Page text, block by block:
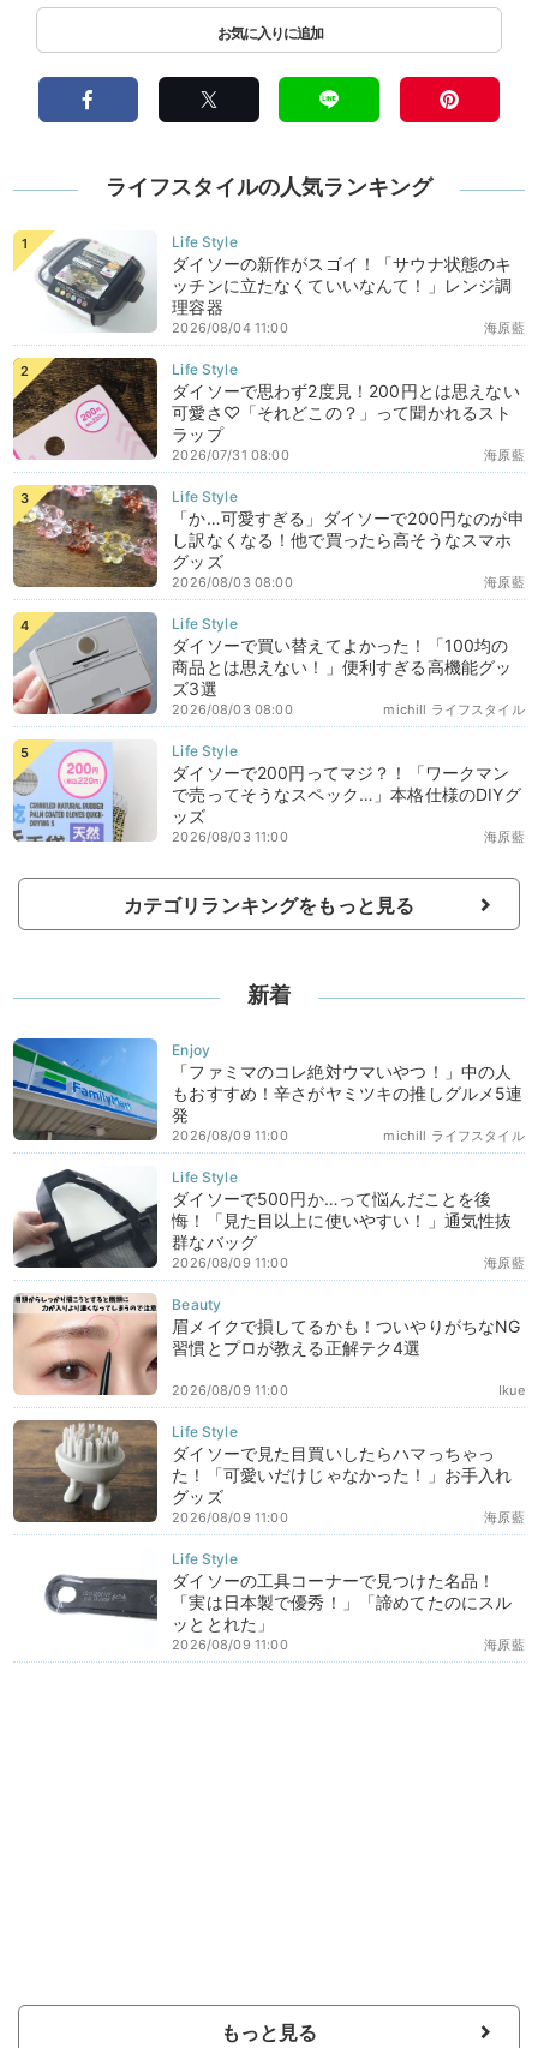
ライフスタイルの人気ランキング
ダイソーの新作がスゴイ！「サウナ状態のキ
ッチンに立たなくていいなんて！」レンジ調
理容器
海原藍
2026/08/04 11:00
ダイソーで思わず2度見！200円とは思えない
可愛さ♡「それどこの？」って聞かれるスト
ラップ
海原藍
2026/07/31 08:00
「か…可愛すぎる」ダイソーで200円なのが申
し訳なくなる！他で買ったら高そうなスマホ
グッズ
海原藍
2026/08/03 08:00
ダイソーで買い替えてよかった！「100均の
商品とは思えない！」便利すぎる高機能グッ
ズ3選
michill ライフスタイル
2026/08/03 08:00
ダイソーで200円ってマジ？！「ワークマン
で売ってそうなスペック…」本格仕様のDIYグ
ッズ
海原藍
2026/08/03 11:00
カテゴリランキングをもっと見る
新着
「ファミマのコレ絶対ウマいやつ！」中の人
もおすすめ！辛さがヤミツキの推しグルメ5連
発
michill ライフスタイル
2026/08/09 11:00
ダイソーで500円か…って悩んだことを後
悔！「見た目以上に使いやすい！」通気性抜
群なバッグ
海原藍
2026/08/09 11:00
眉メイクで損してるかも！ついやりがちなNG
習慣とプロが教える正解テク4選
Ikue
2026/08/09 11:00
ダイソーで見た目買いしたらハマっちゃっ
た！「可愛いだけじゃなかった！」お手入れ
グッズ
海原藍
2026/08/09 11:00
ダイソーの工具コーナーで見つけた名品！
「実は日本製で優秀！」「諦めてたのにスル
ッととれた」
海原藍
2026/08/09 11:00
もっと見る